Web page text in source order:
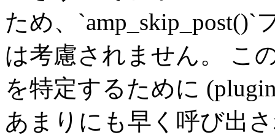
ため、
は考慮されません。 こ
を特定するために
あまりにも早く呼び出さ